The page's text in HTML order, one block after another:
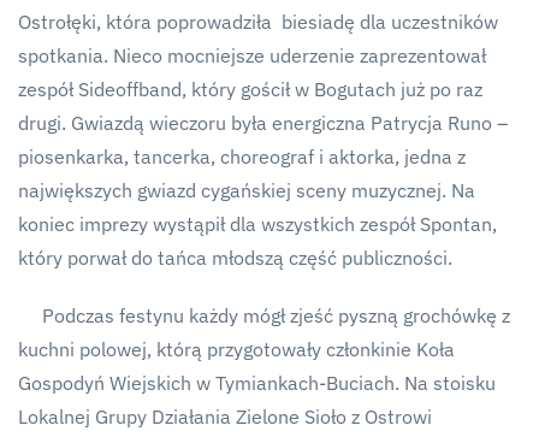
Ostrołęki, która poprowadziła biesiadę dla uczestników
spotkania. Nieco mocniejsze uderzenie zaprezentował
zespół Sideoffband, który gościł w Bogutach już po raz
drugi. Gwiazdą wieczoru była energiczna Patrycja Runo –
piosenkarka, tancerka, choreograf i aktorka, jedna z
największych gwiazd cygańskiej sceny muzycznej. Na
koniec imprezy wystąpił dla wszystkich zespół Spontan,
który porwał do tańca młodszą część publiczności.
Podczas festynu każdy mógł zjeść pyszną grochówkę z
kuchni polowej, którą przygotowały członkinie Koła
Gospodyń Wiejskich w Tymiankach-Buciach. Na stoisku
Lokalnej Grupy Działania Zielone Sioło z Ostrowi